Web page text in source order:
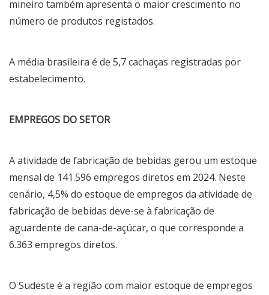
mineiro também apresenta o maior crescimento no
número de produtos registados.
A média brasileira é de 5,7 cachaças registradas por
estabelecimento.
EMPREGOS DO SETOR
A atividade de fabricação de bebidas gerou um estoque
mensal de 141.596 empregos diretos em 2024. Neste
cenário, 4,5% do estoque de empregos da atividade de
fabricação de bebidas deve-se à fabricação de
aguardente de cana-de-açúcar, o que corresponde a
6.363 empregos diretos.
O Sudeste é a região com maior estoque de empregos